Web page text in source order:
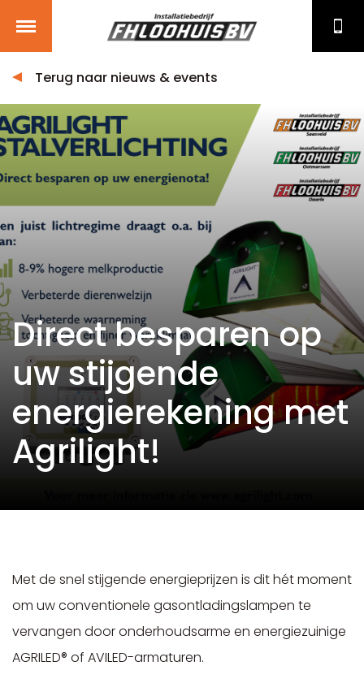
Terug naar nieuws & events
Direct besparen op
uw stijgende
energierekening met
Agrilight!
Met de snel stijgende energieprijzen is dit hét moment
om uw conventionele gasontladingslampen te
vervangen door onderhoudsarme en energiezuinige
AGRILED® of AVILED-armaturen.